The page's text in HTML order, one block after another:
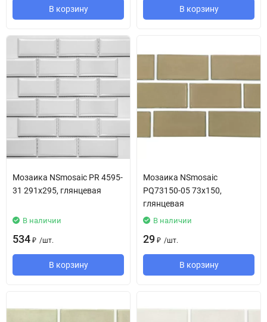
В корзину В корзину
Мозаика NSmosaic PR 4595-
31 291х295, глянцевая
В наличии
534 ₽ /шт.
В корзину
Мозаика NSmosaic
PQ73150-05 73х150,
глянцевая
В наличии
29 ₽ /шт.
В корзину